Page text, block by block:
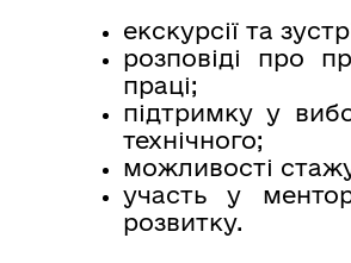
екскурсії та
розповіді про
праці;
підтримку у
технічного;
можливості
участь у
розвитку.